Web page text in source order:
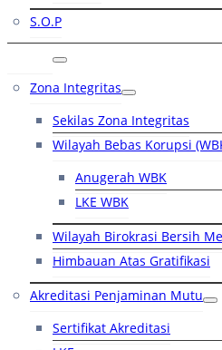
S.O.P
Zona Integritas
Sekilas Zona Integritas
Wilayah Bebas Korupsi
Anugerah WBK
LKE WBK
Wilayah Birokrasi Bersih
Himbauan Atas Gratifikasi
Akreditasi Penjaminan Mutu
Sertifikat Akreditasi